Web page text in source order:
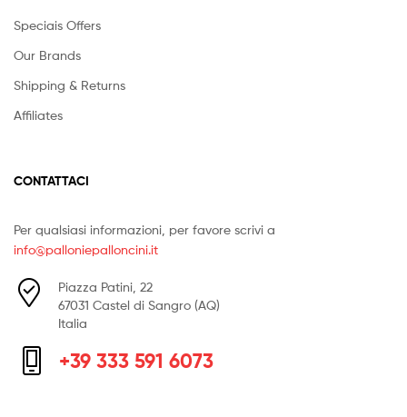
Speciais Offers
Our Brands
Shipping & Returns
Affiliates
CONTATTACI
Per qualsiasi informazioni, per favore scrivi a
info@palloniepalloncini.it
Piazza Patini, 22
67031 Castel di Sangro (AQ)
Italia
+39 333 591 6073